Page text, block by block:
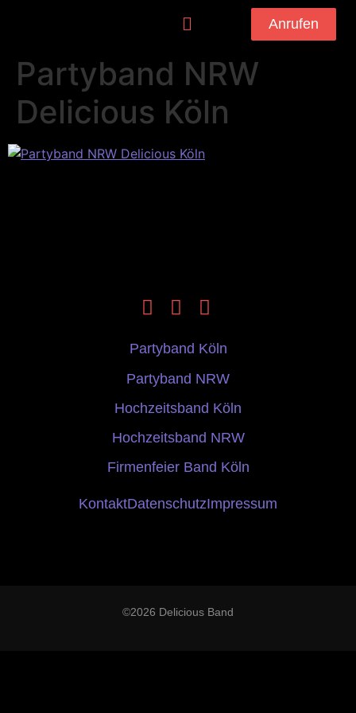
Anrufen
Partyband NRW
Delicious Köln
Partyband Köln
Partyband NRW
Hochzeitsband Köln
Hochzeitsband NRW
Firmenfeier Band Köln
KontaktDatenschutzImpressum
©2026 Delicious Band